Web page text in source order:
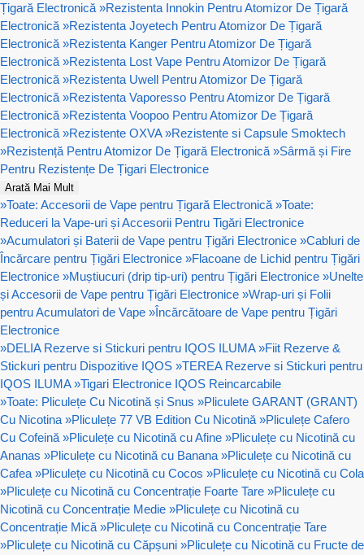
Țigară Electronică »Rezistenta Innokin Pentru Atomizor De Țigară
Electronică »Rezistenta Joyetech Pentru Atomizor De Țigară
Electronică »Rezistenta Kanger Pentru Atomizor De Țigară
Electronică »Rezistenta Lost Vape Pentru Atomizor De Țigară
Electronică »Rezistenta Uwell Pentru Atomizor De Țigară
Electronică »Rezistenta Vaporesso Pentru Atomizor De Țigară
Electronică »Rezistenta Voopoo Pentru Atomizor De Țigară
Electronică »Rezistente OXVA »Rezistente si Capsule Smoktech
»Rezistență Pentru Atomizor De Țigară Electronică »Sârmă și Fire
Pentru Rezistențe De Țigari Electronice
Arată Mai Mult
»Toate: Accesorii de Vape pentru Țigară Electronică »Toate:
Reduceri la Vape-uri și Accesorii Pentru Tigări Electronice
»Acumulatori și Baterii de Vape pentru Țigări Electronice »Cabluri de
Încărcare pentru Țigări Electronice »Flacoane de Lichid pentru Țigări
Electronice »Muștiucuri (drip tip-uri) pentru Țigări Electronice »Unelte
și Accesorii de Vape pentru Țigări Electronice »Wrap-uri și Folii
pentru Acumulatori de Vape »Încărcătoare de Vape pentru Țigări
Electronice
»DELIA Rezerve si Stickuri pentru IQOS ILUMA »Fiit Rezerve &
Stickuri pentru Dispozitive IQOS »TEREA Rezerve si Stickuri pentru
IQOS ILUMA »Tigari Electronice IQOS Reincarcabile
»Toate: Pliculețe Cu Nicotină și Snus »Pliculete GARANT (GRANT)
Cu Nicotina »Pliculețe 77 VB Edition Cu Nicotină »Pliculețe Cafero
Cu Cofeină »Pliculețe cu Nicotină cu Afine »Pliculețe cu Nicotină cu
Ananas »Pliculețe cu Nicotină cu Banana »Pliculețe cu Nicotină cu
Cafea »Pliculețe cu Nicotină cu Cocos »Pliculețe cu Nicotină cu Cola
»Pliculețe cu Nicotină cu Concentrație Foarte Tare »Pliculețe cu
Nicotină cu Concentrație Medie »Pliculețe cu Nicotină cu
Concentrație Mică »Pliculețe cu Nicotină cu Concentrație Tare
»Pliculețe cu Nicotină cu Căpșuni »Pliculețe cu Nicotină cu Fructe de